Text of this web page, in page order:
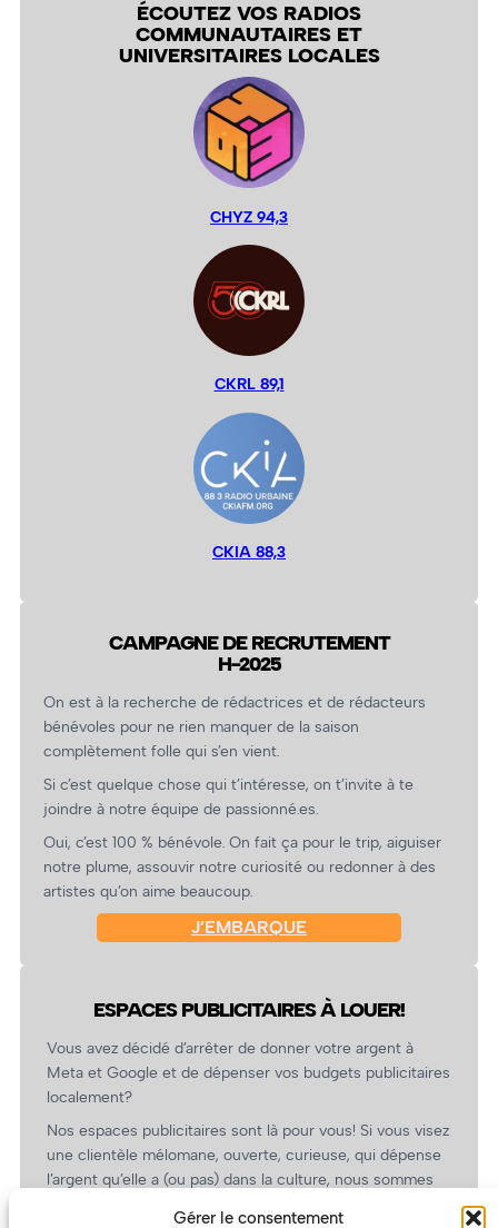
Gérer le consentement
ÉCOUTEZ VOS RADIOS
COMMUNAUTAIRES ET
UNIVERSITAIRES LOCALES
CHYZ 94,3
CKRL 89,1
CKIA 88,3
CAMPAGNE DE RECRUTEMENT
H-2025
On est à la recherche de rédactrices et de rédacteurs
bénévoles pour ne rien manquer de la saison
complètement folle qui s’en vient.
Si c’est quelque chose qui t’intéresse, on t’invite à te
joindre à notre équipe de passionné.es.
Oui, c’est 100 % bénévole. On fait ça pour le trip, aiguiser
notre plume, assouvir notre curiosité ou redonner à des
artistes qu’on aime beaucoup.
J’EMBARQUE
ESPACES PUBLICITAIRES À LOUER!
Vous avez décidé d’arrêter de donner votre argent à
Meta et Google et de dépenser vos budgets publicitaires
localement?
Nos espaces publicitaires sont là pour vous! Si vous visez
une clientèle mélomane, ouverte, curieuse, qui dépense
l’argent qu’elle a (ou pas) dans la culture, nous sommes